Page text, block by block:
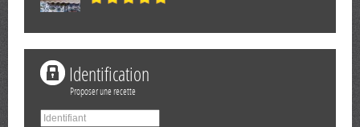
Identification
Proposer une recette